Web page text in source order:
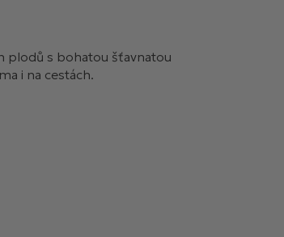
plodů s bohatou šťavnatou
i na cestách.